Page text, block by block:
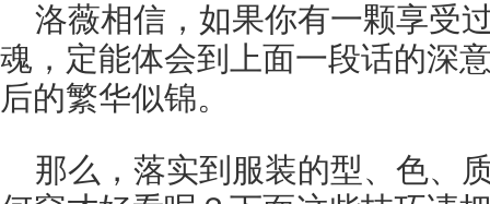
洛薇相信，如果你有一颗享受
魂，定能体会到上面一段话的深
后的繁华似锦。
那么，落实到服装的型、色、